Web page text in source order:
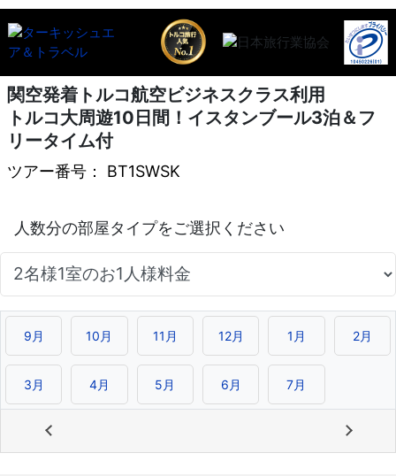
関空発着トルコ航空ビジネスクラス利用
トルコ大周遊10日間！イスタンブール3泊＆フ
リータイム付
ツアー番号： BT1SWSK
9月 10月 11月 12月 1月 2月
3月 4月 5月 6月 7月